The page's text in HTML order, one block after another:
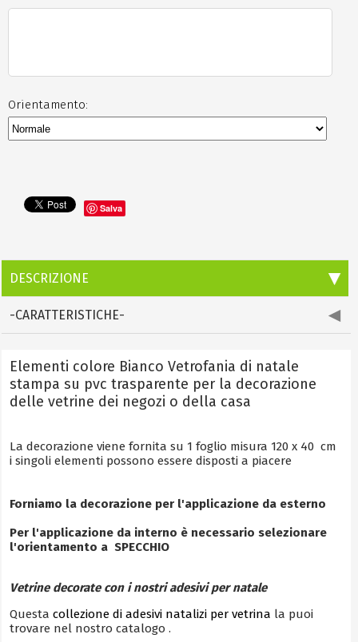
Salva
Orientamento:
DESCRIZIONE
-CARATTERISTICHE-
Elementi colore Bianco Vetrofania di natale
stampa su pvc trasparente per la decorazione
delle vetrine dei negozi o della casa
La decorazione viene fornita su 1 foglio misura 120 x 40 cm
i singoli elementi possono essere disposti a piacere
Forniamo la decorazione per l'applicazione da esterno
Per l'applicazione da interno è necessario selezionare
l'orientamento a SPECCHIO
Vetrine decorate con i nostri adesivi per natale
Questacollezione di adesivi natalizi per vetrina la puoi
trovare nel nostro catalogo .